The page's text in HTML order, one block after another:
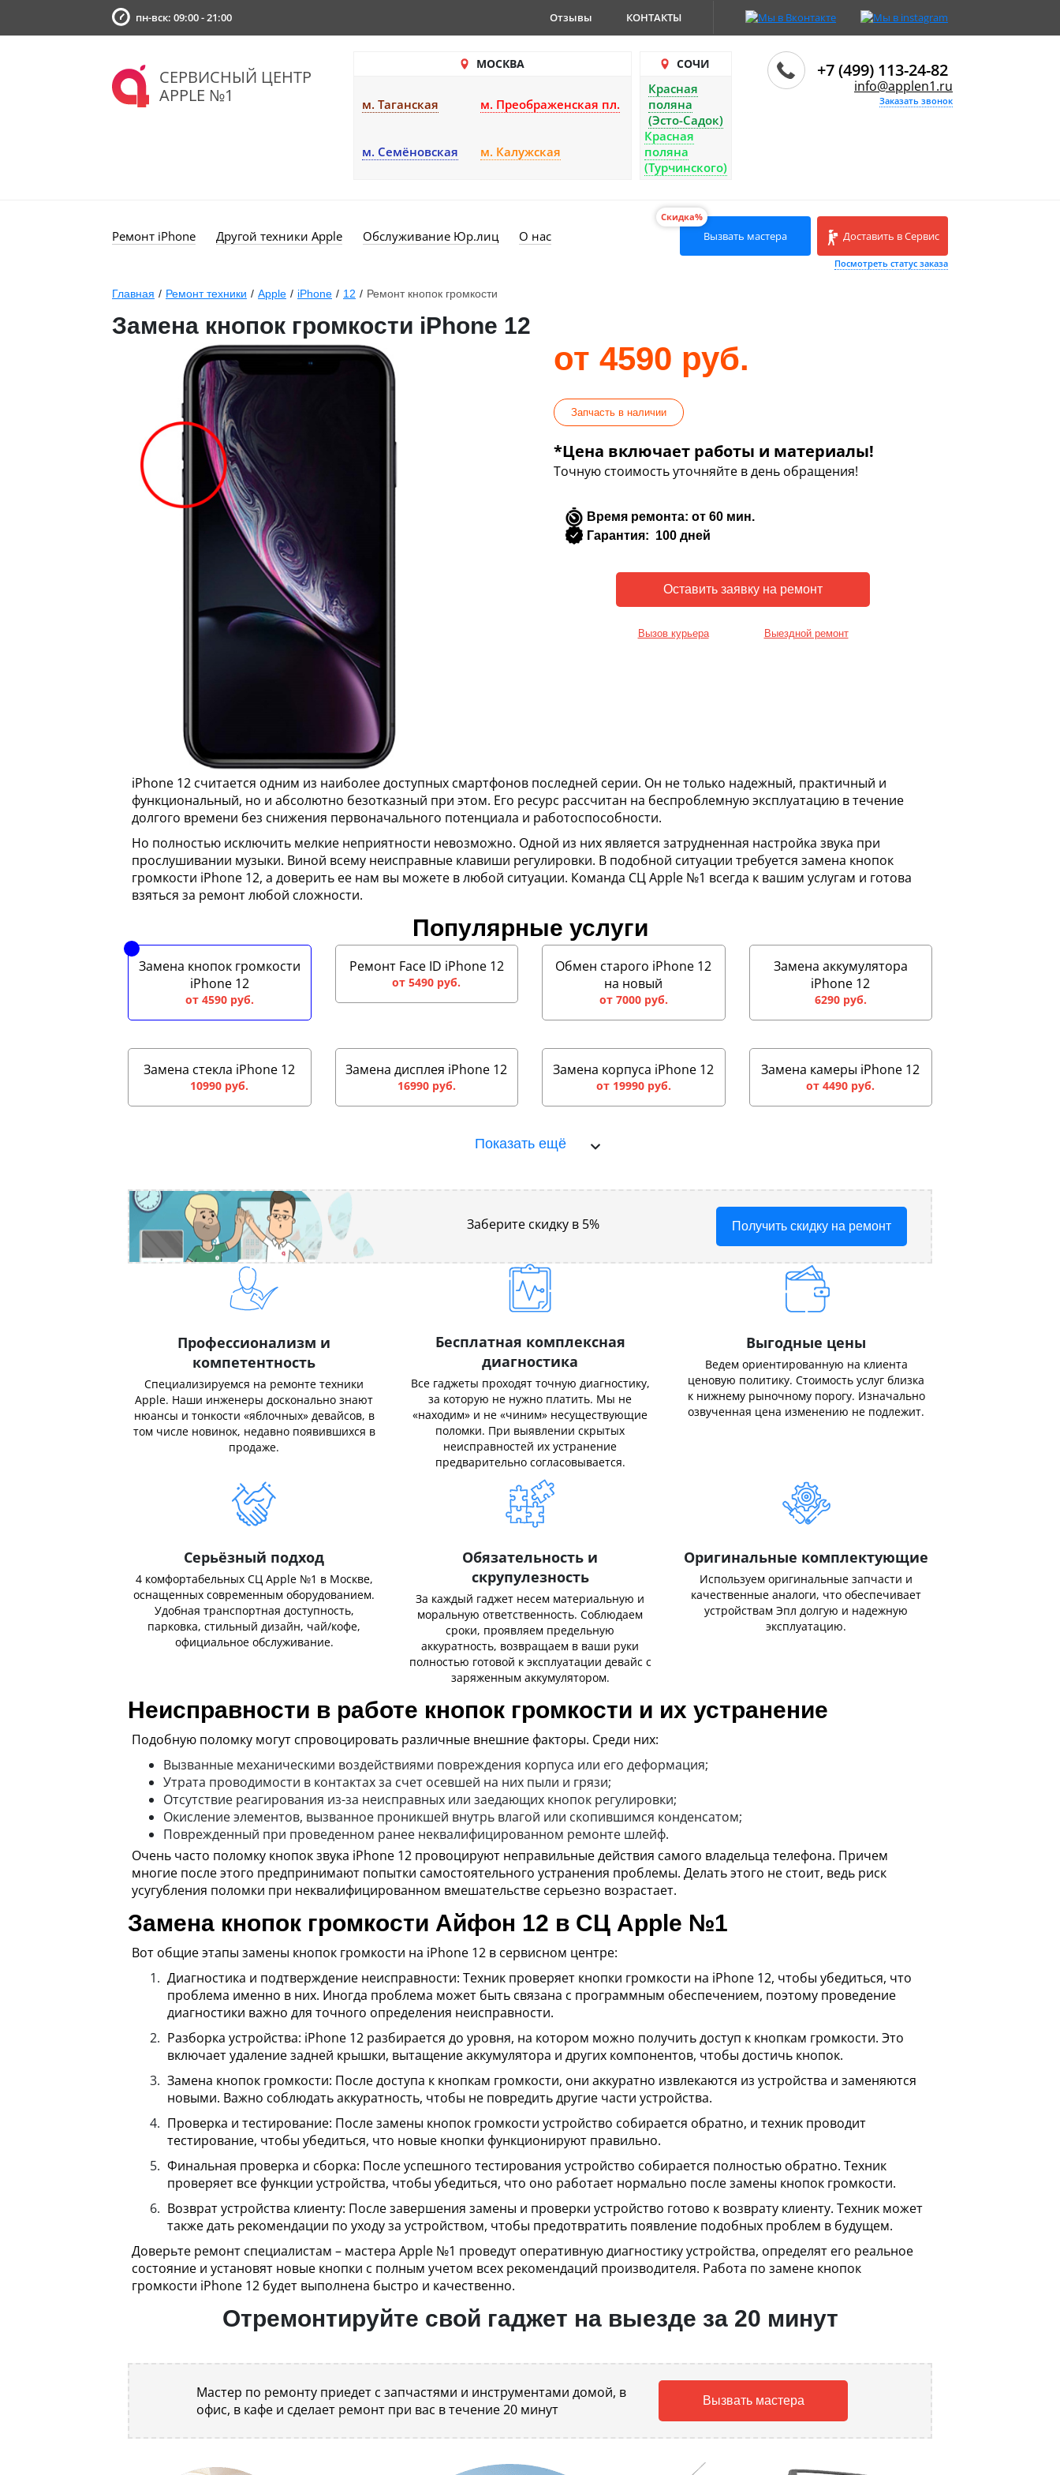
пн-вск: 09:00 - 21:00 Отзывы КОНТАКТЫ
СЕРВИСНЫЙ ЦЕНТР
APPLE №1
МОСКВА
м. Таганская м. Преображенская пл.
м. Семёновская м. Калужская
СОЧИ
Красная
поляна
(Эсто-Садок)
Красная
поляна
(Турчинского)
+7 (499) 113-24-82
info@applen1.ru
Заказать звонок
Ремонт iPhone Другой техники Apple Обслуживание Юр.лиц О нас
Скидка%
Вызвать мастера Доставить в Сервис
Посмотреть статус заказа
Главная / Ремонт техники / Apple / iPhone / 12 / Ремонт кнопок громкости
Замена кнопок громкости iPhone 12
от 4590 руб.
Запчасть в наличии
*Цена включает работы и материалы!
Точную стоимость уточняйте в день обращения!
Время ремонта: от 60 мин.
Гарантия: 100 дней
Вызов курьера Выездной ремонт
iPhone 12 считается одним из наиболее доступных смартфонов последней серии. Он не только надежный, практичный и
функциональный, но и абсолютно безотказный при этом. Его ресурс рассчитан на беспроблемную эксплуатацию в течение
долгого времени без снижения первоначального потенциала и работоспособности.
Но полностью исключить мелкие неприятности невозможно. Одной из них является затрудненная настройка звука при
прослушивании музыки. Виной всему неисправные клавиши регулировки. В подобной ситуации требуется замена кнопок
громкости iPhone 12, а доверить ее нам вы можете в любой ситуации. Команда СЦ Apple №1 всегда к вашим услугам и готова
взяться за ремонт любой сложности.
Популярные услуги
Замена кнопок громкости
iPhone 12
от 4590 руб.
Ремонт Face ID iPhone 12
от 5490 руб.
Обмен старого iPhone 12
на новый
от 7000 руб.
Замена аккумулятора
iPhone 12
6290 руб.
Замена стекла iPhone 12
10990 руб.
Замена дисплея iPhone 12
16990 руб.
Замена корпуса iPhone 12
от 19990 руб.
Замена камеры iPhone 12
от 4490 руб.
Показать ещё
Заберите скидку в 5% Получить скидку на ремонт
Профессионализм и
компетентность
Специализируемся на ремонте техники
Apple. Наши инженеры досконально знают
нюансы и тонкости «яблочных» девайсов, в
том числе новинок, недавно появившихся в
продаже.
Бесплатная комплексная
диагностика
Все гаджеты проходят точную диагностику,
за которую не нужно платить. Мы не
«находим» и не «чиним» несуществующие
поломки. При выявлении скрытых
неисправностей их устранение
предварительно согласовывается.
Выгодные цены
Ведем ориентированную на клиента
ценовую политику. Стоимость услуг близка
к нижнему рыночному порогу. Изначально
озвученная цена изменению не подлежит.
Серьёзный подход
4 комфортабельных СЦ Apple №1 в Москве,
оснащенных современным оборудованием.
Удобная транспортная доступность,
парковка, стильный дизайн, чай/кофе,
официальное обслуживание.
Обязательность и
скрупулезность
За каждый гаджет несем материальную и
моральную ответственность. Соблюдаем
сроки, проявляем предельную
аккуратность, возвращаем в ваши руки
полностью готовой к эксплуатации девайс с
заряженным аккумулятором.
Оригинальные комплектующие
Используем оригинальные запчасти и
качественные аналоги, что обеспечивает
устройствам Эпл долгую и надежную
эксплуатацию.
Неисправности в работе кнопок громкости и их устранение
Подобную поломку могут спровоцировать различные внешние факторы. Среди них:
Вызванные механическими воздействиями повреждения корпуса или его деформация;
Утрата проводимости в контактах за счет осевшей на них пыли и грязи;
Отсутствие реагирования из-за неисправных или заедающих кнопок регулировки;
Окисление элементов, вызванное проникшей внутрь влагой или скопившимся конденсатом;
Поврежденный при проведенном ранее неквалифицированном ремонте шлейф.
Очень часто поломку кнопок звука iPhone 12 провоцируют неправильные действия самого владельца телефона. Причем
многие после этого предпринимают попытки самостоятельного устранения проблемы. Делать этого не стоит, ведь риск
усугубления поломки при неквалифицированном вмешательстве серьезно возрастает.
Замена кнопок громкости Айфон 12 в СЦ Apple №1
Вот общие этапы замены кнопок громкости на iPhone 12 в сервисном центре:
Диагностика и подтверждение неисправности: Техник проверяет кнопки громкости на iPhone 12, чтобы убедиться, что
проблема именно в них. Иногда проблема может быть связана с программным обеспечением, поэтому проведение
диагностики важно для точного определения неисправности.
Разборка устройства: iPhone 12 разбирается до уровня, на котором можно получить доступ к кнопкам громкости. Это
включает удаление задней крышки, вытащение аккумулятора и других компонентов, чтобы достичь кнопок.
Замена кнопок громкости: После доступа к кнопкам громкости, они аккуратно извлекаются из устройства и заменяются
новыми. Важно соблюдать аккуратность, чтобы не повредить другие части устройства.
Проверка и тестирование: После замены кнопок громкости устройство собирается обратно, и техник проводит
тестирование, чтобы убедиться, что новые кнопки функционируют правильно.
Финальная проверка и сборка: После успешного тестирования устройство собирается полностью обратно. Техник
проверяет все функции устройства, чтобы убедиться, что оно работает нормально после замены кнопок громкости.
Возврат устройства клиенту: После завершения замены и проверки устройство готово к возврату клиенту. Техник может
также дать рекомендации по уходу за устройством, чтобы предотвратить появление подобных проблем в будущем.
Доверьте ремонт специалистам – мастера Apple №1 проведут оперативную диагностику устройства, определят его реальное
состояние и установят новые кнопки с полным учетом всех рекомендаций производителя. Работа по замене кнопок
громкости iPhone 12 будет выполнена быстро и качественно.
Отремонтируйте свой гаджет на выезде за 20 минут
Мастер по ремонту приедет с запчастями и инструментами домой, в
офис, в кафе и сделает ремонт при вас в течение 20 минут
Вызвать мастера